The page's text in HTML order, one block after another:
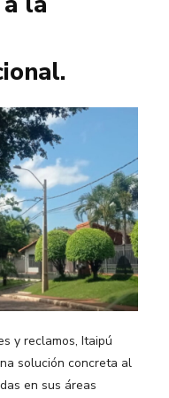
y reclamos, Itaipú
solución concreta al
en sus áreas